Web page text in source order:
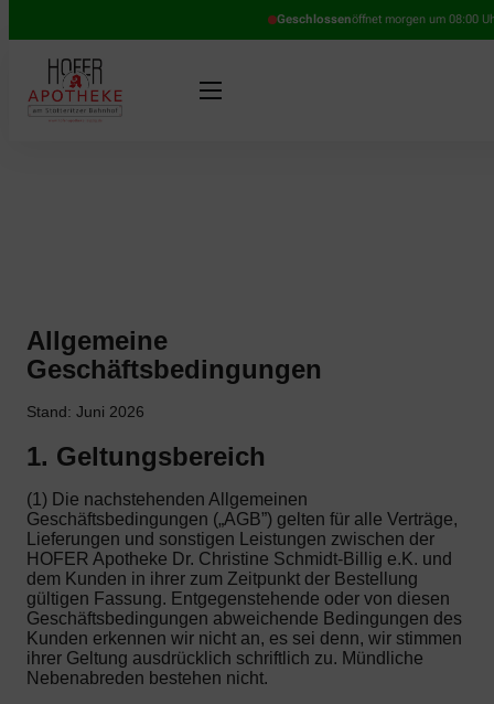
Geschlossenöffnet morgen um 08:00
Allgemeine
Geschäftsbedingungen
Stand: Juni 2026
1. Geltungsbereich
(1) Die nachstehenden Allgemeinen
Geschäftsbedingungen („AGB”) gelten für alle Verträge,
Lieferungen und sonstigen Leistungen zwischen der
HOFER Apotheke Dr. Christine Schmidt-Billig e.K. und
dem Kunden in ihrer zum Zeitpunkt der Bestellung
gültigen Fassung. Entgegenstehende oder von diesen
Geschäftsbedingungen abweichende Bedingungen des
Kunden erkennen wir nicht an, es sei denn, wir stimmen
ihrer Geltung ausdrücklich schriftlich zu. Mündliche
Nebenabreden bestehen nicht.